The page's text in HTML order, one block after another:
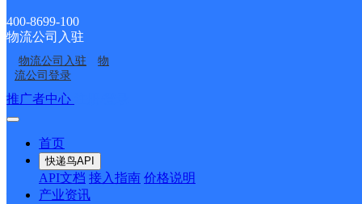
400-8699-100
物流公司入驻
物流公司入驻
物
流公司登录
推广者中心
首页
快递鸟API
API文档 接入指南 价格说明
产业资讯
司嘉德小区分部
吉林松原宁江区江南公
司金钻寄存点
吉林松原宁江区江南公
司锦江寄存点
吉林主城区公司松原市
接口API
API接口 DEMO下载
关于我们